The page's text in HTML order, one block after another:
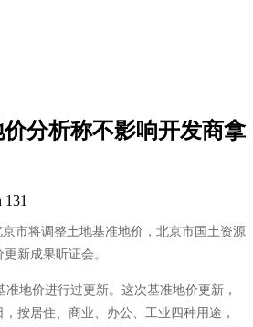
分析称不影响开发商拿
131
市将调整土地基准地价，北京市国土资源
新成果听证会。
准地价进行过更新。这次基准地价更新，
，按居住、商业、办公、工业四种用途，